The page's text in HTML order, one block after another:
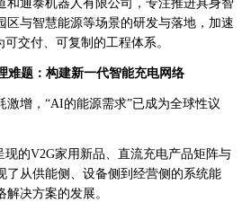
和通泰机器人有限公司，专注推进具身智
区与智慧能源等场景的研发与落地，加速
交付、可复制的工程体系。
难题：构建新一代智能充电网络
激增，“AI的能源需求”已成为全球性议
现的V2G家用新品、直流充电产品矩阵与
了从供能侧、设备侧到经营侧的系统能
决方案的发展。